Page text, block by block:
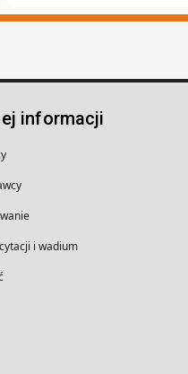
informacji
i wadium